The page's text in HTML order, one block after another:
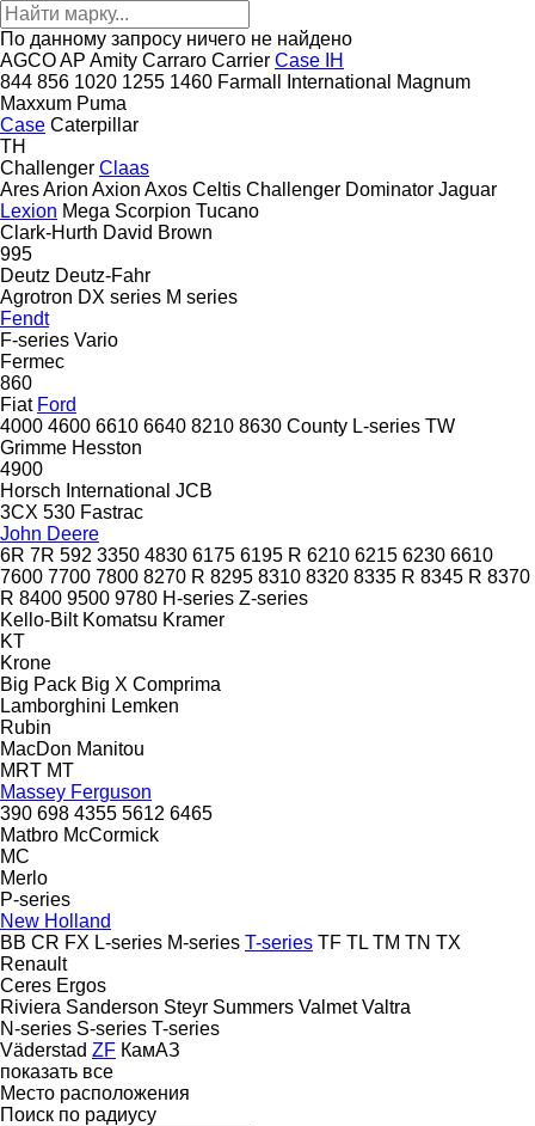
По данному запросу ничего не найдено
AGCOAP Amity Carraro Carrier Case IH
844 856 1020 1255 1460 Farmall International
Magnum
Maxxum Puma
Case Caterpillar
TH
Challenger Claas
AresArion Axion Axos Celtis Challenger Dominator Jaguar
Lexion Mega Scorpion Tucano
Clark-Hurth David Brown
995
Deutz Deutz-Fahr
Agrotron DX series M series
Fendt
F-series Vario
Fermec
860
Fiat Ford
4000 4600 6610 6640 8210 8630 County L-series TW
Grimme Hesston
4900
Horsch International JCB
3CX 530 Fastrac
John Deere
6R 7R 592 3350 4830 6175 6195 R 6210 6215 6230 6610
7600 7700 7800 8270 R 8295 8310 8320 8335 R 8345 R 8370
R 8400 9500 9780 H-series Z-series
Kello-Bilt Komatsu Kramer
KT
Krone
Big Pack Big X Comprima
Lamborghini Lemken
Rubin
MacDon Manitou
MRT MT
Massey Ferguson
390 698 4355 5612 6465
Matbro McCormick
MC
Merlo
P-series
New Holland
BB CR FX L-series M-series T-series TF TL TM TN TX
Renault
Ceres Ergos
Riviera Sanderson Steyr Summers Valmet Valtra
N-series S-series T-series
Väderstad ZF КамАЗ
показать все
Место расположения
Поиск по радиусу